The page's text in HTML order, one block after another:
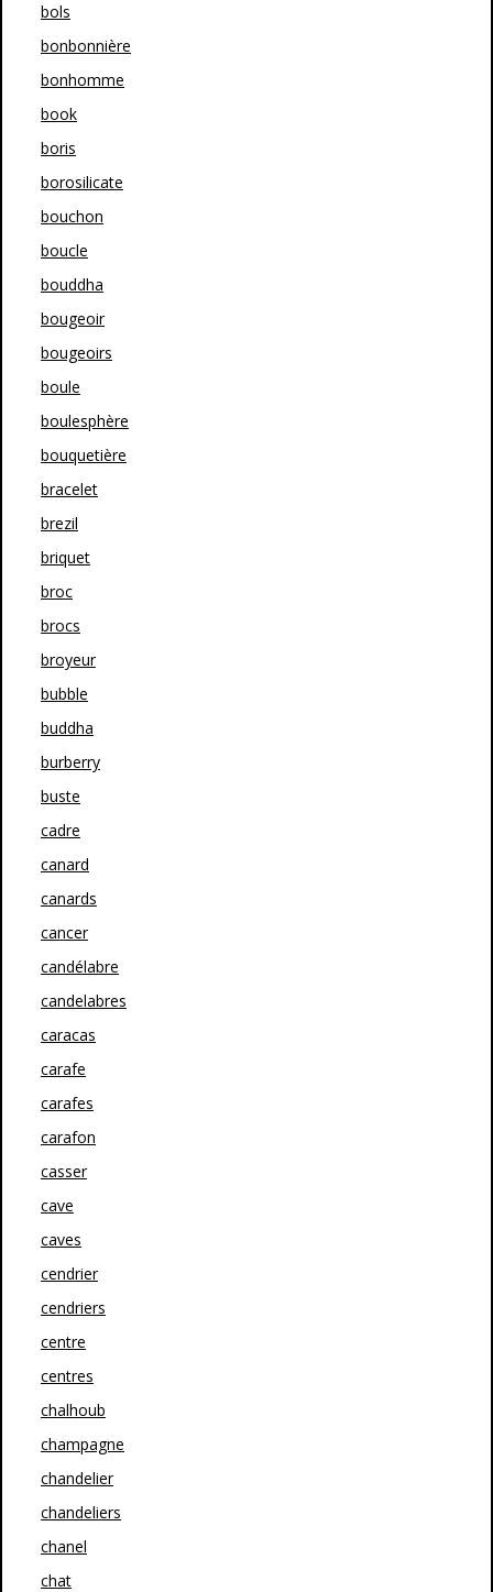
bols
bonbonnière
bonhomme
book
boris
borosilicate
bouchon
boucle
bouddha
bougeoir
bougeoirs
boule
boulesphère
bouquetière
bracelet
brezil
briquet
broc
brocs
broyeur
bubble
buddha
burberry
buste
cadre
canard
canards
cancer
candélabre
candelabres
caracas
carafe
carafes
carafon
casser
cave
caves
cendrier
cendriers
centre
centres
chalhoub
champagne
chandelier
chandeliers
chanel
chat